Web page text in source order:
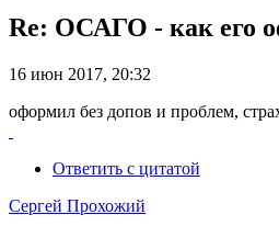
Re: ОСАГО - как его
16 июн 2017, 20:32
оформил без допов и проблем,
Ответить с цитатой
Сергей Прохожий